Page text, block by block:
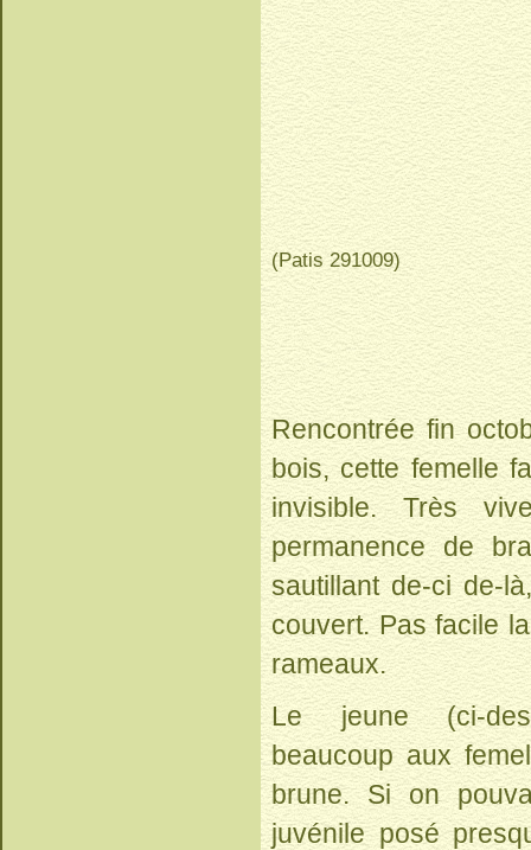
(Patis 291009)
Rencontrée fin
bois, cette femelle
invisible. Très
permanence de
sautillant de-ci de-
couvert. Pas facile
rameaux.
Le jeune (ci-
beaucoup aux
brune. Si on
juvénile posé